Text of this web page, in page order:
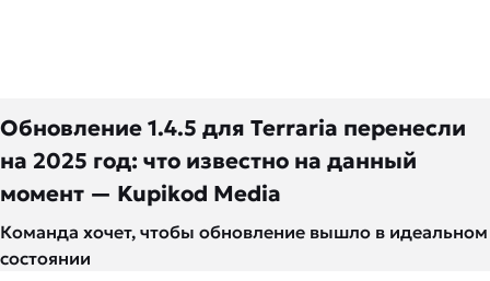
Обновление 1.4.5 для Terraria перенесли
на 2025 год: что известно на данный
момент — Kupikod Media
Команда хочет, чтобы обновление вышло в идеальном
состоянии